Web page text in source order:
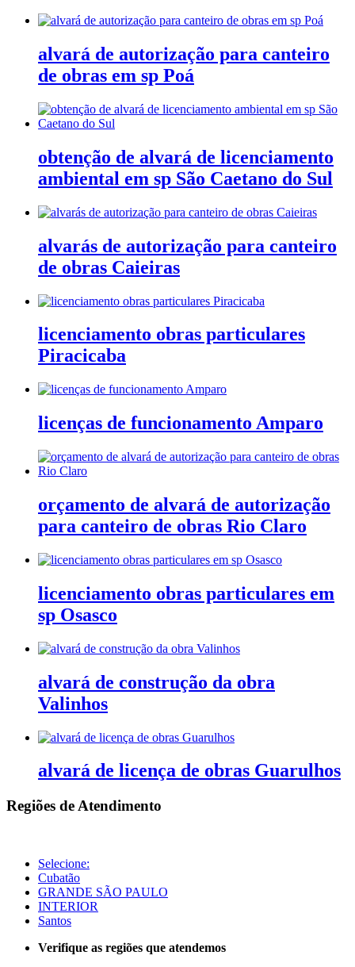
alvará de autorização para canteiro
de obras em sp Poá
obtenção de alvará de licenciamento
ambiental em sp São Caetano do Sul
alvarás de autorização para canteiro
de obras Caieiras
licenciamento obras particulares
Piracicaba
licenças de funcionamento Amparo
orçamento de alvará de autorização
para canteiro de obras Rio Claro
licenciamento obras particulares em
sp Osasco
alvará de construção da obra
Valinhos
alvará de licença de obras Guarulhos
Regiões de Atendimento
Selecione:
Cubatão
GRANDE SÃO PAULO
INTERIOR
Santos
Verifique as regiões que atendemos